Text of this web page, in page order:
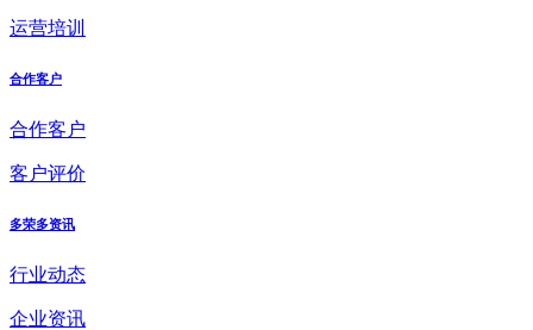
运营培训
合作客户
合作客户
客户评价
多荣多资讯
行业动态
企业资讯